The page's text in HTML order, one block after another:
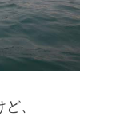
、